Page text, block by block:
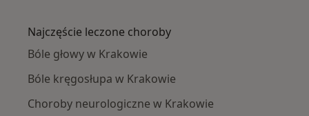
Najczęście leczone choroby
Bóle głowy w Krakowie
Bóle kręgosłupa w Krakowie
Choroby neurologiczne w Krakowie